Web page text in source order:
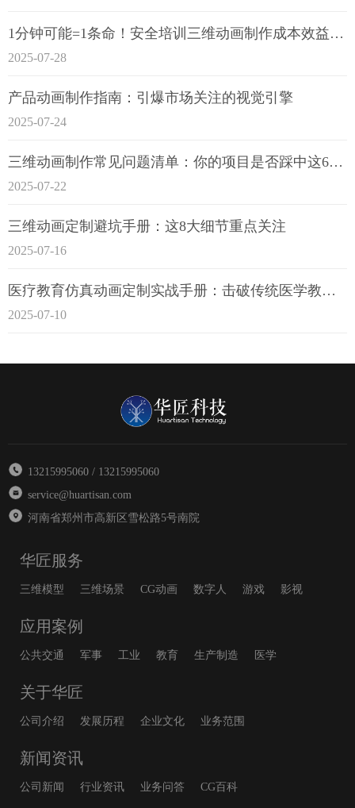
1分钟可能=1条命！安全培训三维动画制作成本效益深度拆解
2025-07-28
产品动画制作指南：引爆市场关注的视觉引擎
2025-07-24
三维动画制作常见问题清单：你的项目是否踩中这6大技术雷区？
2025-07-22
三维动画定制避坑手册：这8大细节重点关注
2025-07-16
医疗教育仿真动画定制实战手册：击破传统医学教育7大痛点
2025-07-10
13215995060 / 13215995060
service@huartisan.com
河南省郑州市高新区雪松路5号南院
华匠服务
三维模型 三维场景 CG动画 数字人 游戏 影视
应用案例
公共交通 军事 工业 教育 生产制造 医学
关于华匠
公司介绍 发展历程 企业文化 业务范围
新闻资讯
公司新闻 行业资讯 业务问答 CG百科